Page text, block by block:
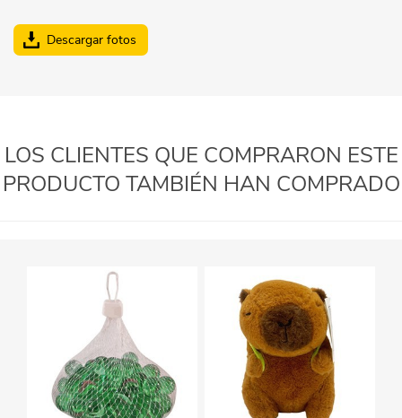
Descargar fotos
LOS CLIENTES QUE COMPRARON ESTE
PRODUCTO TAMBIÉN HAN COMPRADO